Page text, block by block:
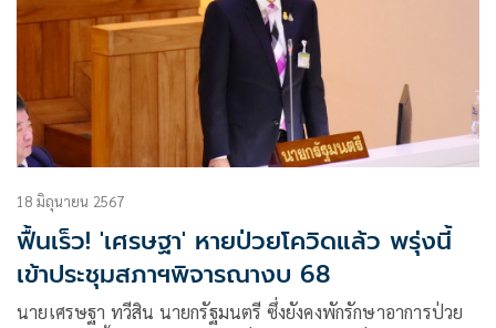
18 มิถุนายน 2567
ฟื้นเร็ว! 'เศรษฐา' หายป่วยโควิดแล้ว พรุ่งนี้
เข้าประชุมสภาฯพิจารณางบ 68
นายเศรษฐา ทวีสิน นายกรัฐมนตรี ซึ่งยังคงพักรักษาอาการป่วย